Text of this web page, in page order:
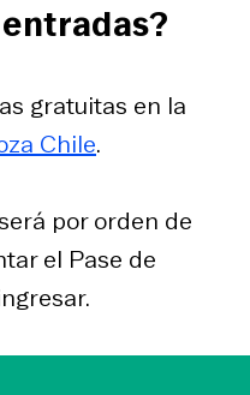
gratuitas en la
Chile.
por orden de
el Pase de